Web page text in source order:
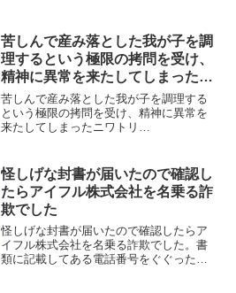
苦しんで産み落とした我が子を調
理するという極限の拷問を受け、
精神に異常を来たしてしまったニ
ワトリ
苦しんで産み落とした我が子を調理する
という極限の拷問を受け、精神に異常を
来たしてしまったニワトリ
怪しげな封書が届いたので確認し
たらアイフル株式会社を名乗る詐
欺でした
怪しげな封書が届いたので確認したらア
イフル株式会社を名乗る詐欺でした。書
類に記載してある電話番号をぐぐったら